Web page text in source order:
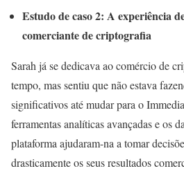
Estudo de caso 2: A experiência
comerciante de criptografia
Sarah já se dedicava ao comércio de
tempo, mas sentiu que não estava
significativos até mudar para o
ferramentas analíticas avançadas e os
plataforma ajudaram-na a tomar
drasticamente os seus resultados